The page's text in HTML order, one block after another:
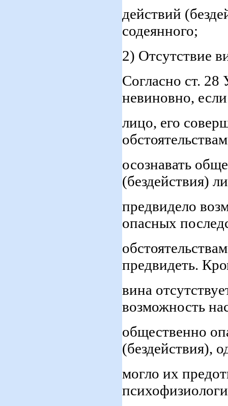
действий
содеянного;
2) Отсутствие
Согласно ст.
невиновно, если
лицо, его
осознавать
(бездействия)
предвидело
опасных
предвидеть.
вина
возможность
общественно
(бездействия),
могло их